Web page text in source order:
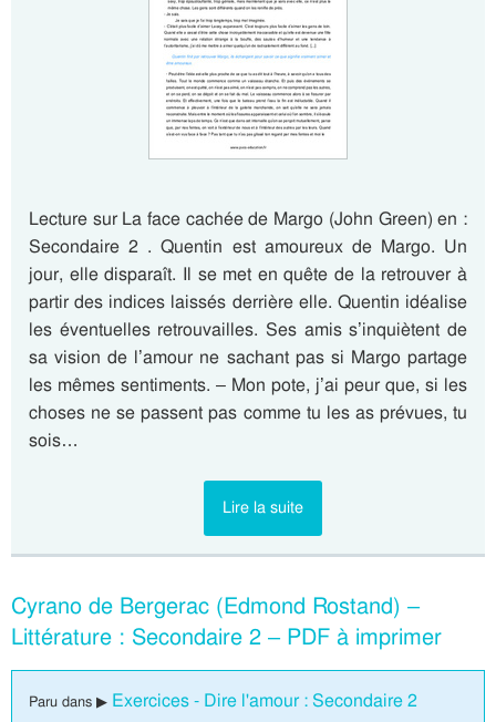
Lecture sur La face cachée de Margo (John Green) en :
Secondaire 2 . Quentin est amoureux de Margo. Un
jour, elle disparaît. Il se met en quête de la retrouver à
partir des indices laissés derrière elle. Quentin idéalise
les éventuelles retrouvailles. Ses amis s’inquiètent de
sa vision de l’amour ne sachant pas si Margo partage
les mêmes sentiments. – Mon pote, j’ai peur que, si les
choses ne se passent pas comme tu les as prévues, tu
sois…
Lire la suite
Cyrano de Bergerac (Edmond Rostand) –
Littérature : Secondaire 2 – PDF à imprimer
Paru dans ▶ Exercices - Dire l'amour : Secondaire 2